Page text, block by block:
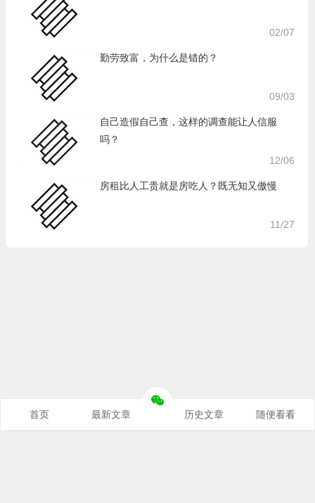
02/07
勤劳致富，为什么是错的？
09/03
自己造假自己查，这样的调查能让人信服
吗？
12/06
房租比人工贵就是房吃人？既无知又傲慢
11/27
首页 最新文章 历史文章 随便看看